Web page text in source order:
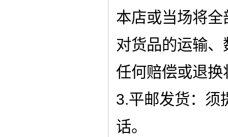
本店或当场将
对货品的运输
任何赔偿或退
3.平邮发货：须
话。